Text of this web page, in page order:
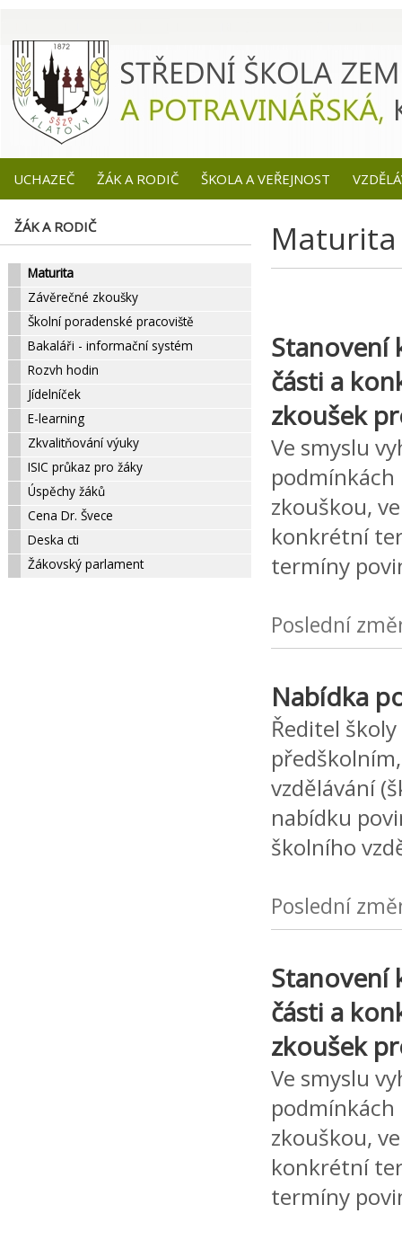
UCHAZEČ ŽÁK A RODIČ ŠKOLA A VEŘEJNOST
ŽÁK A RODIČ
Maturita
Závěrečné zkoušky
Školní poradenské pracoviště
Bakaláři - informační systém
Rozvh hodin
Jídelníček
E-learning
Zkvalitňování výuky
ISIC průkaz pro žáky
Úspěchy žáků
Cena Dr. Švece
Deska cti
Žákovský parlament
Maturita
Stanovení
části a
zkoušek
Ve smyslu
zkouškou,
konkrétní
termíny
Poslední
Nabídka
Ředitel
vzdělávání
nabídku
školního
Poslední
Stanovení
části a
zkoušek
Ve smyslu
zkouškou,
konkrétní
termíny